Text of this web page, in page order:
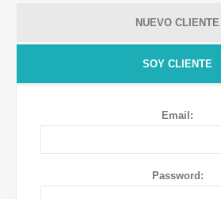
NUEVO CLIENTE
SOY CLIENTE
Email:
Password: